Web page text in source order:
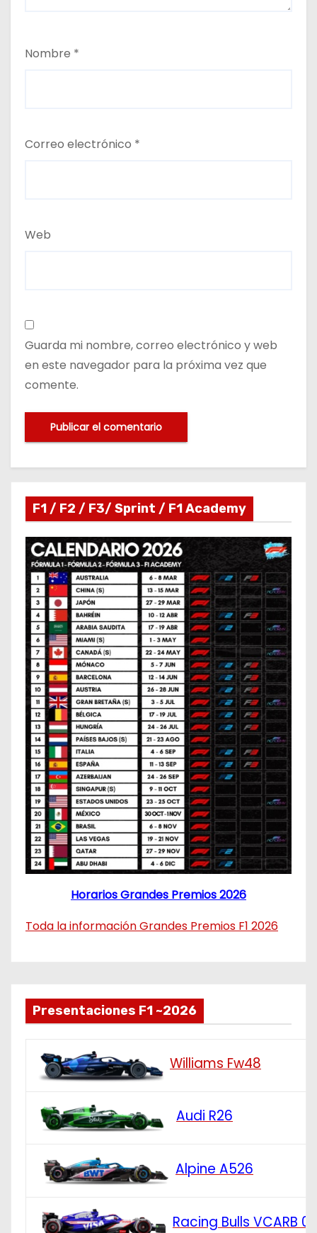
Nombre *
Correo electrónico *
Web
Guarda mi nombre, correo electrónico y web
en este navegador para la próxima vez que
comente.
F1 / F2 / F3/ Sprint / F1 Academy
Horarios Grandes Premios 2026
Toda la información Grandes Premios F1 2026
Presentaciones F1 ~2026
Williams Fw48
Audi R26
Alpine A526
Racing Bulls VCARB 03